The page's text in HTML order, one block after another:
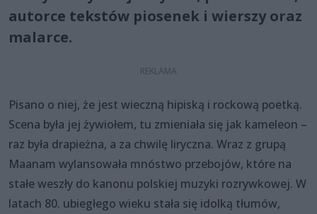
autorce tekstów piosenek i wierszy oraz
malarce.
Pisano o niej, że jest wieczną hipiską i rockową poetką.
Scena była jej żywiołem, tu zmieniała się jak kameleon –
raz była drapieżna, a za chwilę liryczna. Wraz z grupą
Maanam wylansowała mnóstwo przebojów, które na
stałe weszły do kanonu polskiej muzyki rozrywkowej. W
latach 80. ubiegłego wieku stała się idolką tłumów,